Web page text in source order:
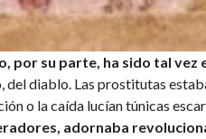
por su parte, ha sido tal
del diablo. Las prostitutas
o la caída lucían túnicas
adornaba